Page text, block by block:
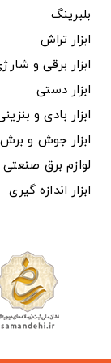
بلبرینگ
ابزار تراش
ابزار برقی و
ابزار دستی
ابزار بادی و
ابزار جوش و برش
لوازم برق صنعتی
ابزار اندازه گیری